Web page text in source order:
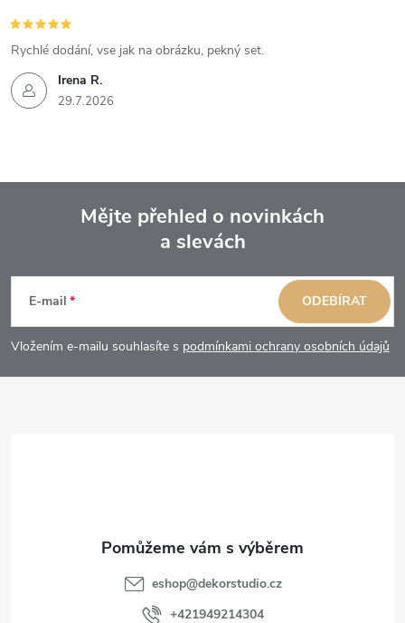
Irena R.
29.7.2026
Rychlé dodání, vse jak na obrázku, pekný set.
p
a
Mějte přehled o novinkách
a slevách
E-mail
Vložením e-mailu souhlasíte s podmínkami ochrany osobních údajů
ODEBÍRAT
eshop@dekorstudio.cz
+421949214304